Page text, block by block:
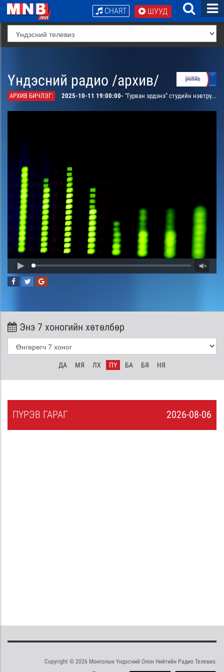
ШУУД
CHART
Үндэсний радио /архив/
АРХИВ БИЧЛЭГ: 2025-10-11 19:00:00- “Гурван эрдэнэ” студийн нэвтрүүлэг
Энэ 7 хоногийн хөтөлбөр
ДА МЯ ЛХ ПҮ БА БЯ НЯ
2026-08-06
ПҮРЭВ ГАРАГ
Copyright © 2026 Монголын Үндэсний Олон Нийтийн Радио Телевиз.